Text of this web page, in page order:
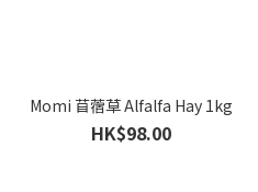
Momi 苜蓿草 Alfalfa Hay 1kg
HK$98.00